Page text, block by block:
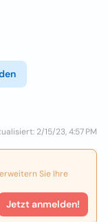
2/15/23, 4:57 PM
Sie Ihre
Jetzt anmelden!